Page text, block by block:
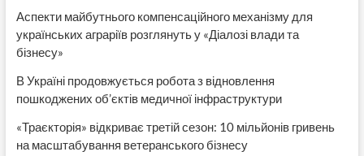
Аспекти майбутнього компенсаційного механізму для
українських аграріїв розглянуть у «Діалозі влади та
бізнесу»
В Україні продовжується робота з відновлення
пошкоджених об’єктів медичної інфраструктури
«Траєкторія» відкриває третій сезон: 10 мільйонів гривень
на масштабування ветеранського бізнесу